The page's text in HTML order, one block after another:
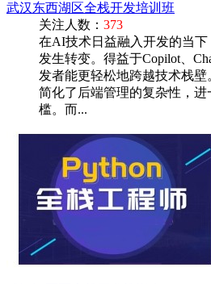
武汉东西湖区全栈开发培训班
关注人数： 373
在AI技术日益融入开发的当
发生转变。得益于Copilot、
发者能更轻松地跨越技术栈壁
简化了后端管理的复杂性，
槛。而...